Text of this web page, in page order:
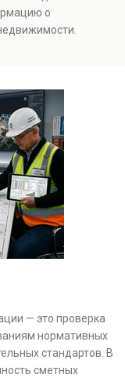
техническое
о
к реконструкции,
техническое
силу.
— это проверка
нормативных
стандартов. В
сметных